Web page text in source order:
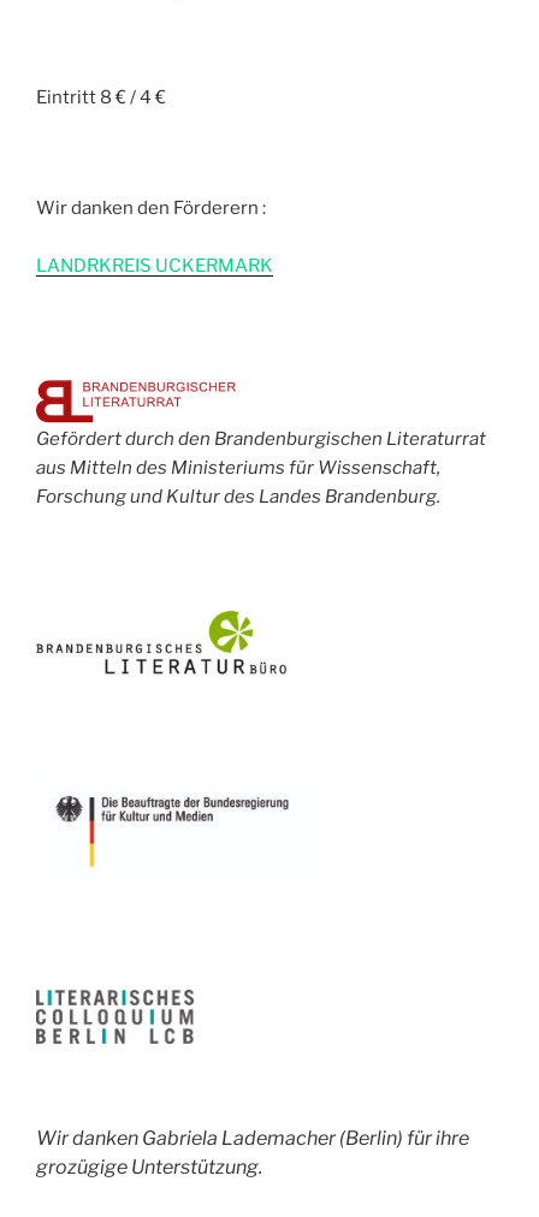
Eintritt 8 € / 4 €
Wir danken den Förderern :
LANDRKREIS UCKERMARK
Gefördert durch den Brandenburgischen Literaturrat
aus Mitteln des Ministeriums für Wissenschaft,
Forschung und Kultur des Landes Brandenburg.
Wir danken Gabriela Lademacher (Berlin) für ihre
grozügige Unterstützung.